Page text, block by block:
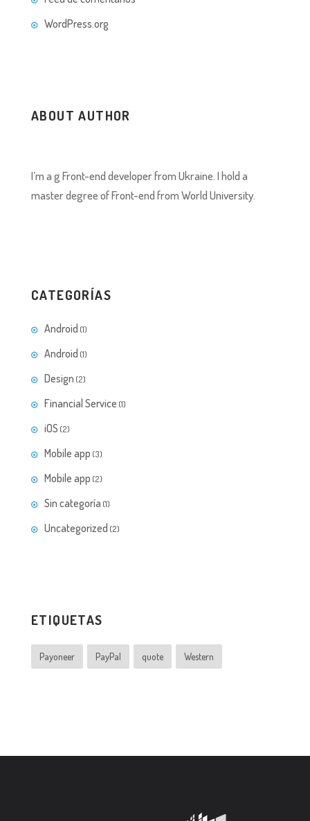
WordPress.org
ABOUT AUTHOR
I’m a g Front-end developer from Ukraine. I hold a
master degree of Front-end from World University.
CATEGORÍAS
Android (1)
Android (1)
Design (2)
Financial Service (1)
iOS (2)
Mobile app (3)
Mobile app (2)
Sin categoría (1)
Uncategorized (2)
ETIQUETAS
Payoneer PayPal quote Western